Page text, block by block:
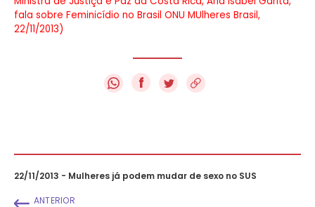
fala sobre Feminicídio no Brasil ONU MUlheres Brasil,
22/11/2013)
f
22/11/2013 - Mulheres já podem mudar de sexo no SUS
ANTERIOR